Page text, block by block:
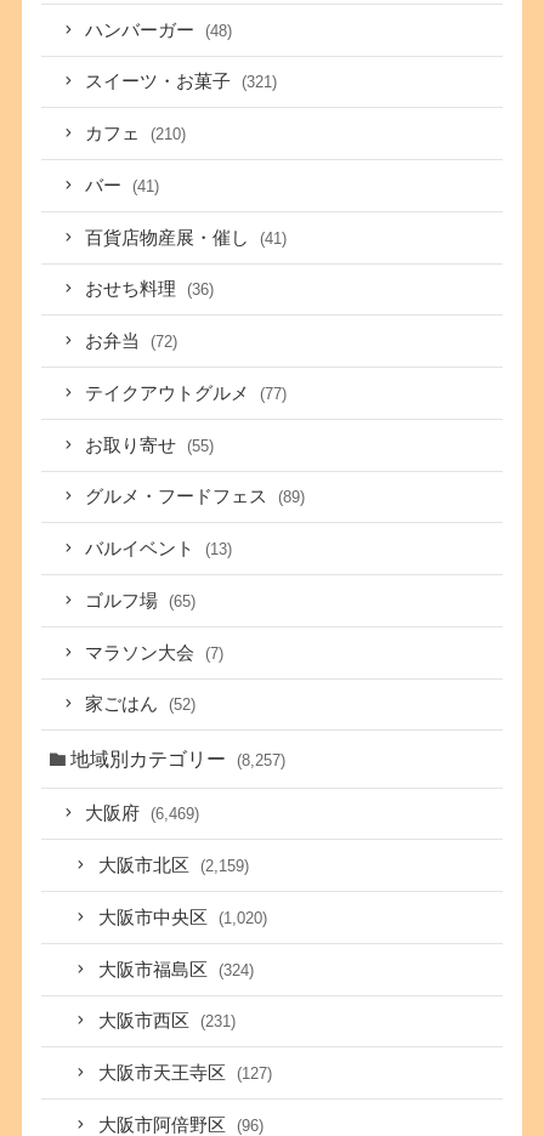
ハンバーガー (48)
スイーツ・お菓子 (321)
カフェ (210)
バー (41)
百貨店物産展・催し (41)
おせち料理 (36)
お弁当 (72)
テイクアウトグルメ (77)
お取り寄せ (55)
グルメ・フードフェス (89)
バルイベント (13)
ゴルフ場 (65)
マラソン大会 (7)
家ごはん (52)
地域別カテゴリー (8,257)
大阪府 (6,469)
大阪市北区 (2,159)
大阪市中央区 (1,020)
大阪市福島区 (324)
大阪市西区 (231)
大阪市天王寺区 (127)
大阪市阿倍野区 (96)